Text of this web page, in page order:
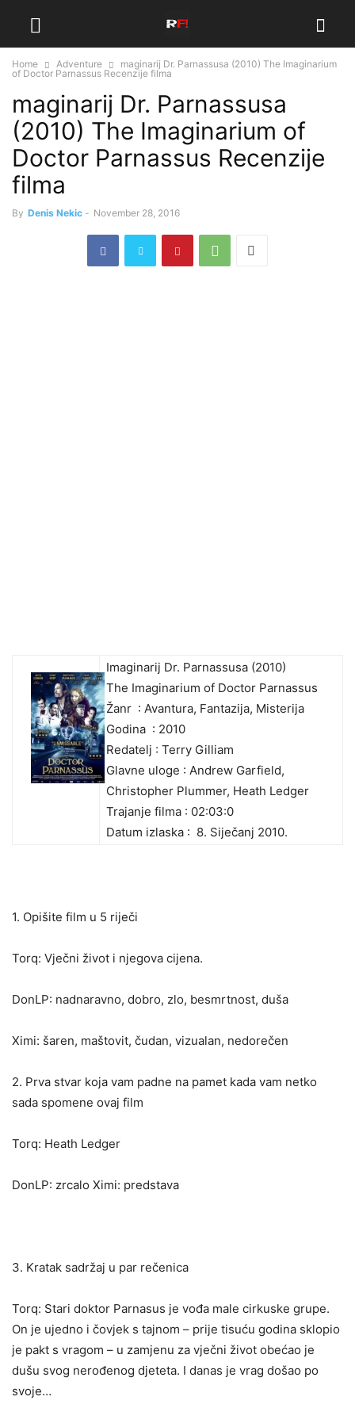
Home Adventure
maginarij Dr. Parnassusa (2010) The Imaginarium
of Doctor Parnassus Recenzije filma
maginarij Dr. Parnassusa
(2010) The Imaginarium of
Doctor Parnassus Recenzije
filma
By Denis Nekic - November 28, 2016
Imaginarij Dr. Parnassusa (2010)
The Imaginarium of Doctor Parnassus
Žanr : Avantura, Fantazija, Misterija
Godina : 2010
Redatelj : Terry Gilliam
Glavne uloge : Andrew Garfield,
Christopher Plummer, Heath Ledger
Trajanje filma : 02:03:0
Datum izlaska : 8. Siječanj 2010.
1. Opišite film u 5 riječi
Torq: Vječni život i njegova cijena.
DonLP: nadnaravno, dobro, zlo, besmrtnost, duša
Ximi: šaren, maštovit, čudan, vizualan, nedorečen
2. Prva stvar koja vam padne na pamet kada vam netko
sada spomene ovaj film
Torq: Heath Ledger
DonLP: zrcalo Ximi: predstava
3. Kratak sadržaj u par rečenica
Torq: Stari doktor Parnasus je vođa male cirkuske grupe.
On je ujedno i čovjek s tajnom – prije tisuću godina sklopio
je pakt s vragom – u zamjenu za vječni život obećao je
dušu svog nerođenog djeteta. I danas je vrag došao po
svoje…